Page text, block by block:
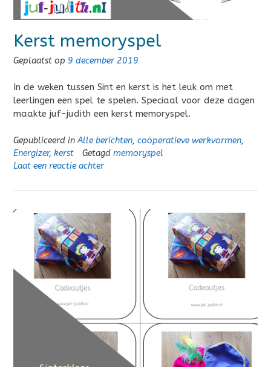
Kerst memoryspel
Geplaatst op 9 december 2019
In de weken tussen Sint en kerst is het leuk om met
leerlingen een spel te spelen. Speciaal voor deze dagen
maakte juf-judith een kerst memoryspel.
Gepubliceerd inAlle berichten, coöperatieve werkvormen,
Energizer, kerst Getagd memoryspel
Laat een reactie achter